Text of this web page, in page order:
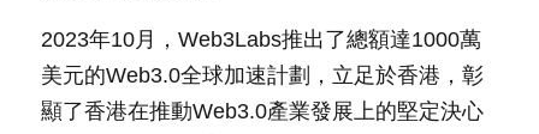
2023年10月，Web3Labs推出了總額達1000萬
美元的Web3.0全球加速計劃，立足於香港，彰
顯了香港在推動Web3.0產業發展上的堅定決心